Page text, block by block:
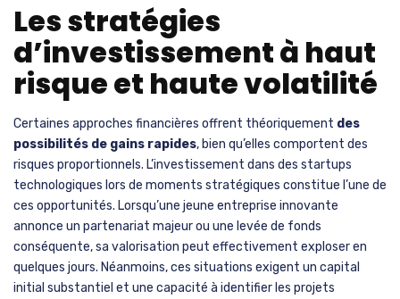
Les stratégies
d’investissement à haut
risque et haute volatilité
Certaines approches financières offrent théoriquement des
possibilités de gains rapides, bien qu’elles comportent des
risques proportionnels. L’investissement dans des startups
technologiques lors de moments stratégiques constitue l’une de
ces opportunités. Lorsqu’une jeune entreprise innovante
annonce un partenariat majeur ou une levée de fonds
conséquente, sa valorisation peut effectivement exploser en
quelques jours. Néanmoins, ces situations exigent un capital
initial substantiel et une capacité à identifier les projets